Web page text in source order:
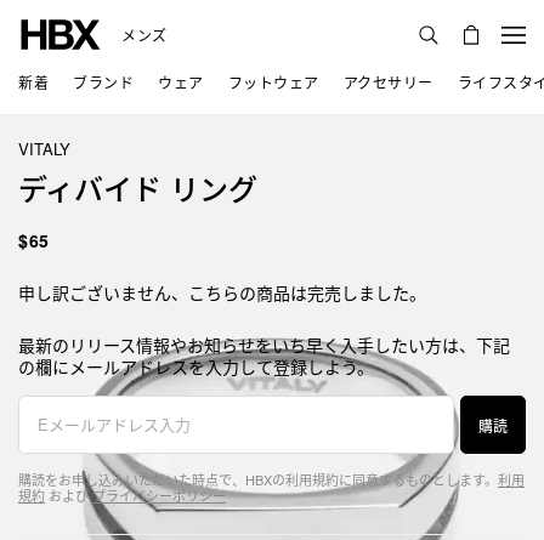
メンズ
新着 ブランド ウェア フットウェア アクセサリー ライフスタ
VITALY
ディバイド リング
$65
申し訳ございません、こちらの商品は完売しました。
最新のリリース情報やお知らせをいち早く入手したい方は、下記
の欄にメールアドレスを入力して登録しよう。
購読
購読をお申し込みいただいた時点で、HBXの利用規約に同意するものとします。 利用
規約 およびプライバシーポリシー